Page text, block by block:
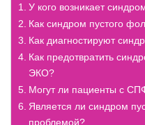
У кого возникает
Как синдром пустого
Как диагностируют
Как предотвратить
ЭКО?
Могут ли пациенты с
Является ли синдром
проблемой?